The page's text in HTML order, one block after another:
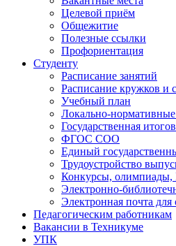
Целевой приём
Общежитие
Полезные ссылки
Профориентация
Студенту
Расписание занятий
Расписание кружков и
Учебный план
Локально-
Государственная
ФГОС СОО
Единый
Трудоустройство
Конкурсы,
Электронно-
Электронная почта для
Педагогическим работникам
Вакансии в Техникуме
УПК